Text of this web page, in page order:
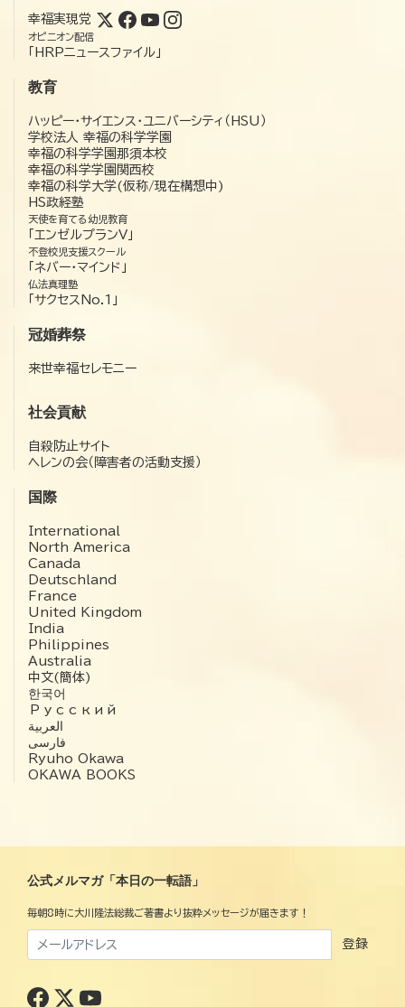
幸福実現党
オピニオン配信
「HRPニュースファイル」
教育
ハッピー・サイエンス・ユニバーシティ（HSU）
学校法人 幸福の科学学園
幸福の科学学園那須本校
幸福の科学学園関西校
幸福の科学大学(仮称/現在構想中)
HS政経塾
天使を育てる幼児教育
「エンゼルプランV」
不登校児支援スクール
「ネバー・マインド」
仏法真理塾
「サクセスNo.1」
冠婚葬祭
来世幸福セレモニー
社会貢献
自殺防止サイト
ヘレンの会（障害者の活動支援）
国際
International
North America
Canada
Deutschland
France
United Kingdom
India
Philippines
Australia
中文(簡体)
한국어
Русский
العربية‏
فارسی
Ryuho Okawa
OKAWA BOOKS
公式メルマガ「本日の一転語」
毎朝8時に大川隆法総裁ご著書より抜粋メッセージが届きます！
登録